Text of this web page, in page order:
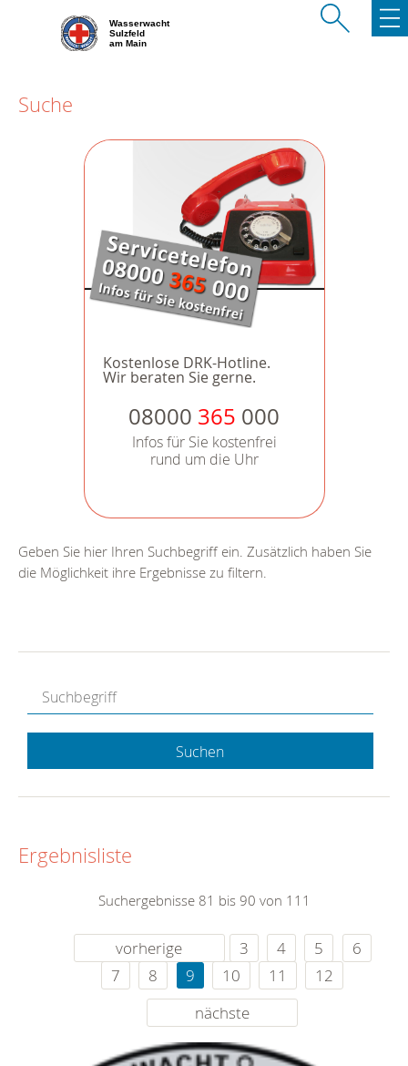
Wasserwacht
Sulzfeld
am Main
Suche
Kostenlose DRK-Hotline.
Wir beraten Sie gerne.
08000 365 000
Infos für Sie kostenfrei
rund um die Uhr
Geben Sie hier Ihren Suchbegriff ein. Zusätzlich haben Sie
die Möglichkeit ihre Ergebnisse zu filtern.
Suchen
Ergebnisliste
Suchergebnisse 81 bis 90 von 111
vorherige 3 4 5
6
7
8 9 10 11
12
nächste